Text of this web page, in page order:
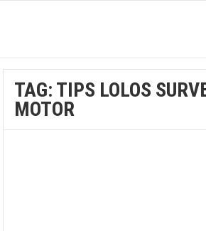
TAG: TIPS LOLOS
MOTOR